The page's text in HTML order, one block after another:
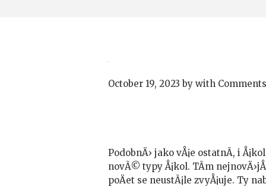
October 19, 2023 by with
PodobnÄ› jako vÅ¡e ostatnÃ­, i
novÃ© typy Å¡kol. TÃ­m
poÄet se neustÃ¡le zvyÅ¡uje. Ty